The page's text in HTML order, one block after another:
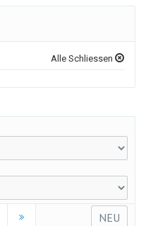
Alle Schliessen
NEU